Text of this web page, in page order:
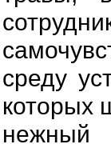
среду
которых